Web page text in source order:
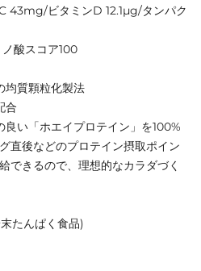
43mg/ビタミンD 12.1μg/タンパク
酸スコア100
均質顆粒化製法
合
い「ホエイプロテイン」を100%
直後などのプロテイン摂取ポイン
できるので、理想的なカラダづく
たんぱく食品)